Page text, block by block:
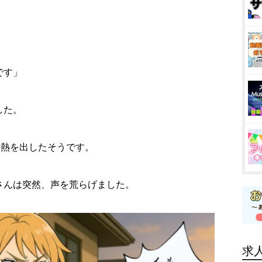
」
。
を出したそうです。
は突然、声を荒らげました。
求